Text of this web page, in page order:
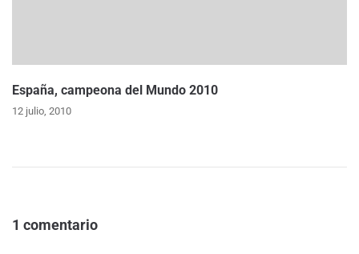
España, campeona del Mundo 2010
12 julio, 2010
1 comentario